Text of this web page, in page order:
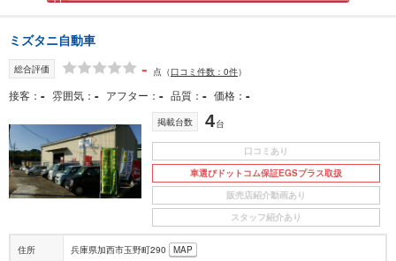
ミズタニ自動車
総合評価 - 点 （口コミ件数：0件）
接客 - 雰囲気 - アフター - 品質 - 価格 -
掲載台数 4台
口コミあり
車選びドットコム保証EGSプラス取扱
販売店紹介動画あり
スタッフ紹介あり
住所 兵庫県加西市玉野町290 MAP